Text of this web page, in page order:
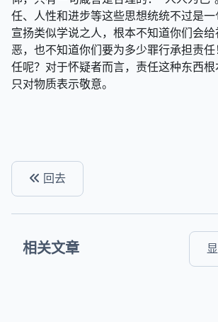
任、人性和进步等这些思想统统不过是
宣扬类似学说之人，根本不知道你们会
恶，也不知道你们要为多少罪行承担责
任呢？对于怀疑者而言，责任这种东西
只对物质表示敬意。
回去
相关文章